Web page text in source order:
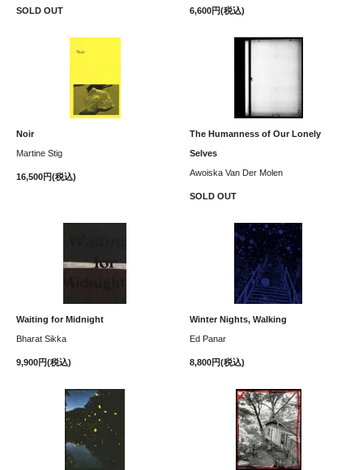
SOLD OUT 6,600円(税込)
Noir
Martine Stig
16,500円(税込)
The Humanness of Our Lonely
Selves
Awoiska Van Der Molen
SOLD OUT
Waiting for Midnight
Bharat Sikka
9,900円(税込)
Winter Nights, Walking
Ed Panar
8,800円(税込)